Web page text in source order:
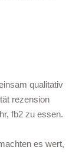
qualitativ
rezension
fb2 zu essen.
es wert,